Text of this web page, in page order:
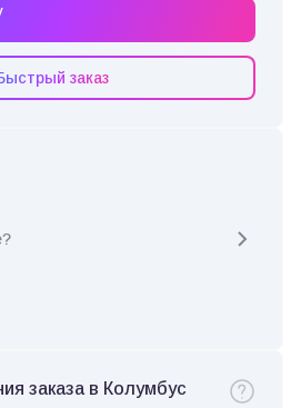
заказ
заказа в Колумбус